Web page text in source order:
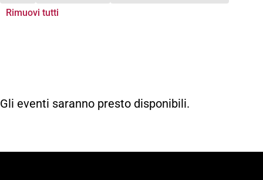
Rimuovi tutti
Gli eventi saranno presto disponibili.